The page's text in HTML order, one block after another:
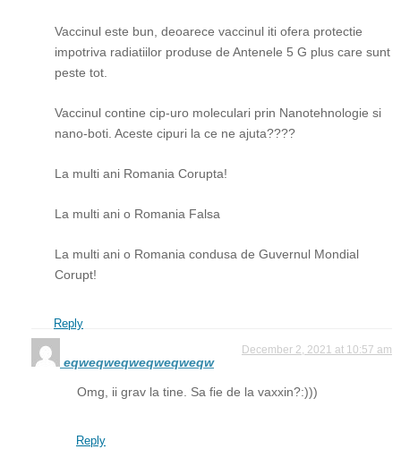
Vaccinul este bun, deoarece vaccinul iti ofera protectie
impotriva radiatiilor produse de Antenele 5 G plus care sunt
peste tot.
Vaccinul contine cip-uro moleculari prin Nanotehnologie si
nano-boti. Aceste cipuri la ce ne ajuta????
La multi ani Romania Corupta!
La multi ani o Romania Falsa
La multi ani o Romania condusa de Guvernul Mondial
Corupt!
Reply
eqweqweqweqweqweqw
December 2, 2021 at 10:57 am
Omg, ii grav la tine. Sa fie de la vaxxin?:)))
Reply